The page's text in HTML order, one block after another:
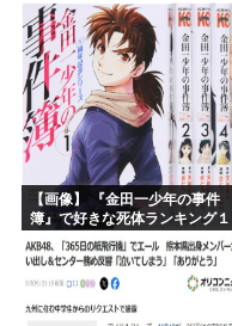
【画像】 『金田一少年の事件
簿』で好きな死体ランキング１
位がこちら！